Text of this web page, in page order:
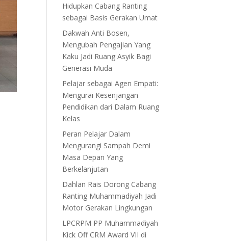
Hidupkan Cabang Ranting
sebagai Basis Gerakan Umat
Dakwah Anti Bosen,
Mengubah Pengajian Yang
Kaku Jadi Ruang Asyik Bagi
Generasi Muda
Pelajar sebagai Agen Empati:
Mengurai Kesenjangan
Pendidikan dari Dalam Ruang
Kelas
Peran Pelajar Dalam
Mengurangi Sampah Demi
Masa Depan Yang
Berkelanjutan
Dahlan Rais Dorong Cabang
Ranting Muhammadiyah Jadi
Motor Gerakan Lingkungan
LPCRPM PP Muhammadiyah
Kick Off CRM Award VII di